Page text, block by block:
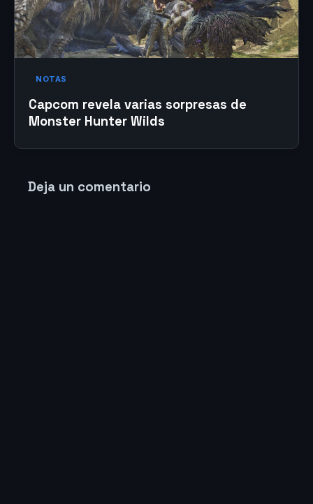
NOTAS
Capcom revela varias sorpresas de
Monster Hunter Wilds
Deja un comentario